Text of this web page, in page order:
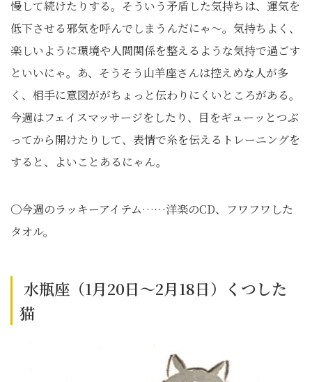
慢して続けたりする。そういう矛盾した気持ちは、運気を
低下させる邪気を呼んでしまうんだにゃ～。気持ちよく、
楽しいように環境や人間関係を整えるような気持で過ごす
といいにゃ。あ、そうそう山羊座さんは控えめな人が多
く、相手に意図ががちょっと伝わりにくいところがある。
今週はフェイスマッサージをしたり、目をギューッとつぶ
ってから開けたりして、表情で糸を伝えるトレーニングを
すると、よいことあるにゃん。
〇今週のラッキーアイテム……洋楽のCD、フワフワした
タオル。
水瓶座（1月20日～2月18日）くつした
猫